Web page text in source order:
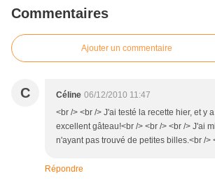
Commentaires
Ajouter un commentaire
C Céline 06/12/2010 11:47
<br /> <br /> J'ai testé la recette hier, et y
excellent gâteau!<br /> <br /> <br /> J'ai
n'ayant pas trouvé de petites billes.<br />
Répondre